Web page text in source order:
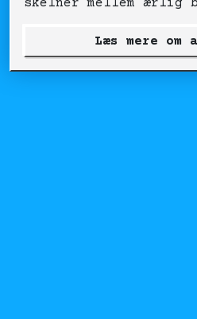
skelner mellem ærlig
Læs mere